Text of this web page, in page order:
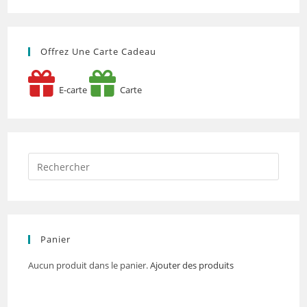
Offrez Une Carte Cadeau
E-carte Carte
Panier
Aucun produit dans le panier.Ajouter des produits